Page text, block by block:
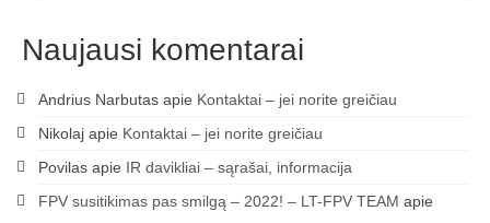
Naujausi komentarai
Andrius Narbutas apie Kontaktai – jei norite greičiau
Nikolaj apie Kontaktai – jei norite greičiau
Povilas apie IR davikliai – sąrašai, informacija
FPV susitikimas pas smilgą – 2022! – LT-FPV TEAM apie